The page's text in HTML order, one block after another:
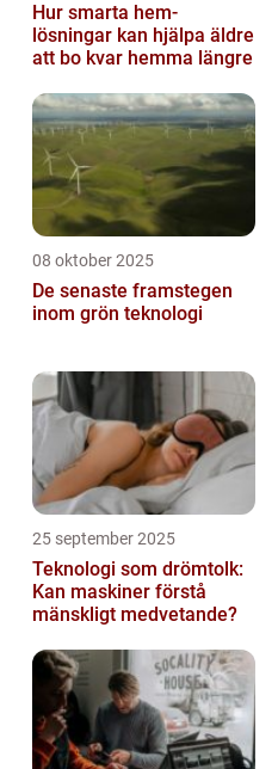
Hur smarta hem-
lösningar kan hjälpa äldre
att bo kvar hemma längre
08 oktober 2025
De senaste framstegen
inom grön teknologi
25 september 2025
Teknologi som drömtolk:
Kan maskiner förstå
mänskligt medvetande?